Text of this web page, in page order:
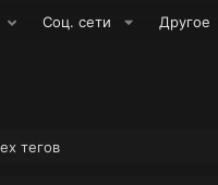
Соц. сети Другое
тегов